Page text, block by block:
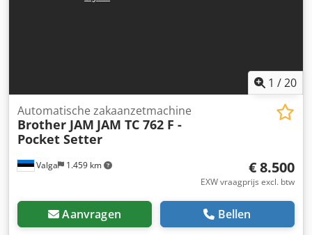
1 /20
Valga 1.459 km
Automatische zakaanzetmachine
Brother JAM JAM TC 762 F -
Pocket Setter
€ 8.500
EXW vraagprijs excl. btw
Aanvragen Bellen